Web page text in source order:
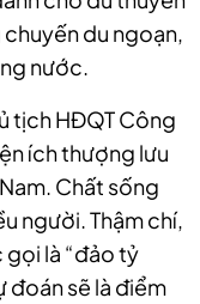
du ngoạn,
nước.
tịch HĐQT Công
ích thượng lưu
Chất sống
người. Thậm chí,
là “đảo tỷ
đoán sẽ là điểm